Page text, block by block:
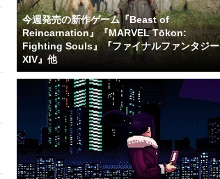
今週発売の新作ゲーム『Beast of
Reincarnation』『MARVEL Tōkon:
Fighting Souls』『ファイナルファンタジー
XIV』他